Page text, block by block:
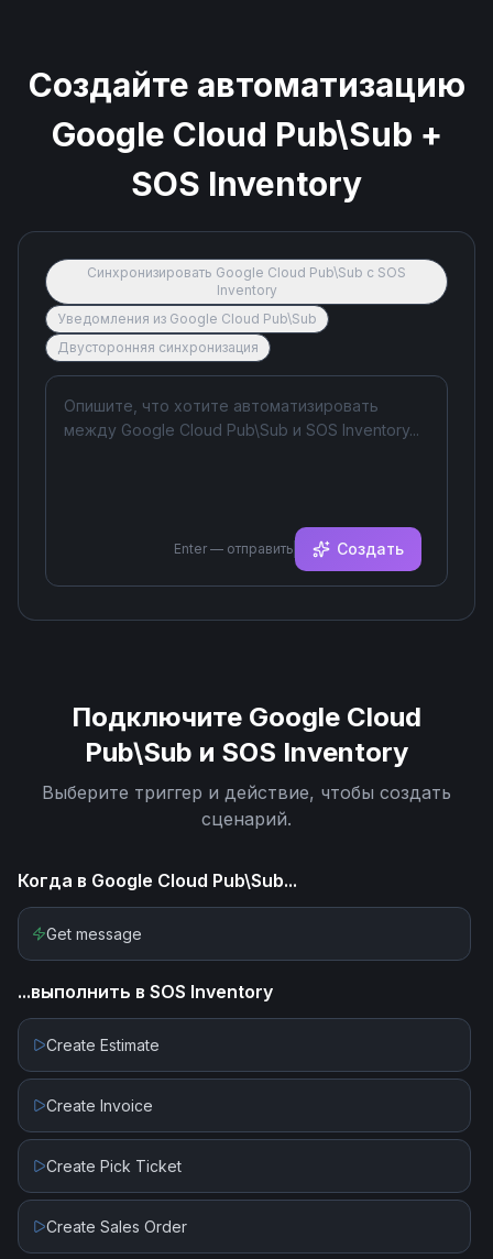
Создайте автоматизацию
Google Cloud Pub\Sub +
SOS Inventory
Синхронизировать Google Cloud Pub\Sub с SOS
Inventory
Уведомления из Google Cloud Pub\Sub
Двусторонняя синхронизация
Enter — отправить Создать
Подключите Google Cloud
Pub\Sub и SOS Inventory
Выберите триггер и действие, чтобы создать
сценарий.
Когда в Google Cloud Pub\Sub...
Get message
...выполнить в SOS Inventory
Create Estimate
Create Invoice
Create Pick Ticket
Create Sales Order